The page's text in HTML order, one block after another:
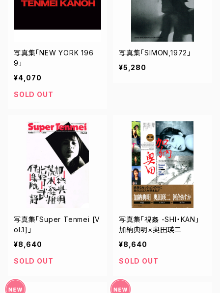
写真集「NEW YORK 196
9」
¥4,070
SOLD OUT
写真集「SIMON,1972」
¥5,280
写真集「Super Tenmei [V
ol.1]」
¥8,640
SOLD OUT
写真集「視姦 -SHI・KAN」
加納典明×奥田瑛二
¥8,640
SOLD OUT